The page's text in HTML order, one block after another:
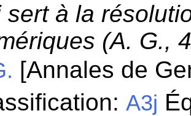
sert à la
(A. G.,
[Annales de
A3j